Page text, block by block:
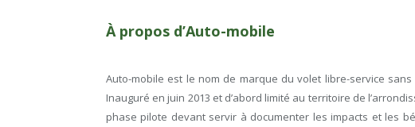
À propos d’Auto-mobile
Auto-mobile est le nom de marque du volet libre-service
Inauguré en juin 2013 et d’abord limité au territoire de
phase pilote devant servir à documenter les impacts et les